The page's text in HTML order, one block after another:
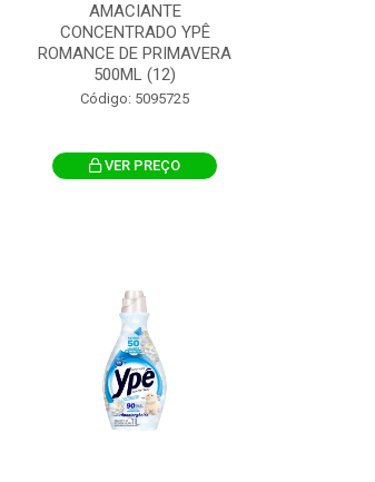
AMACIANTE
CONCENTRADO YPÊ
ROMANCE DE PRIMAVERA
500ML (12)
Código: 5095725
VER PREÇO